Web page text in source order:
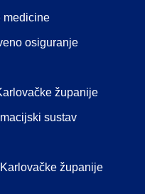
medicine
osiguranje
županije
sustav
županije